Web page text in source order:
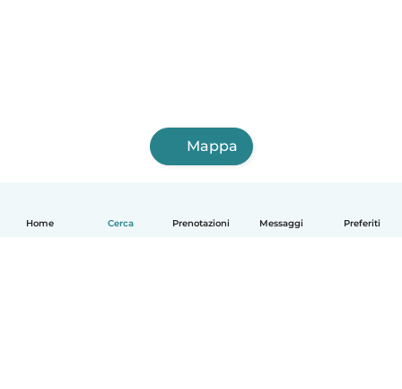
Home Cerca Prenotazioni Messaggi Preferiti
Mappa